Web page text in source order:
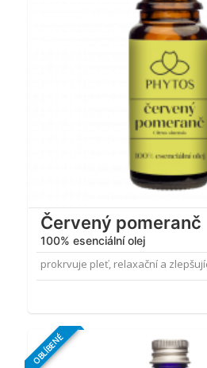
Červený pomeranč
100% esenciální olej
prokrvuje pleť, relaxační a
OBLÍBENÉ